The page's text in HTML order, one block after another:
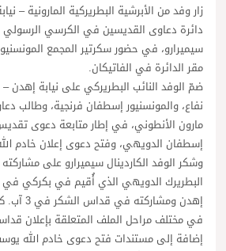
زار وفد من الأبرشية البطريركية المارونية –
دائرة دعاوى القديسين في الكرسي الرسولي
سيميرارو، في حضور سكرتير المجمع
مقر الدائرة في الفاتيكان.
ضمّ الوفد النائب البطريركي على نيابة إهدن
نفاع، والمونسنيور إسطفان فرنجية، وطالب
مارون الأنطوني، في إطار متابعة دعوى
إسطفان الدويهي، وفتح دعوى إعلان خادم
وشكر الوفد الكاردينال سيميرارو على
إهدن
في مختلف مراحل الملف المتعلقة بإعلان
إضافة إلى مستندات فتح دعوى خادم الله